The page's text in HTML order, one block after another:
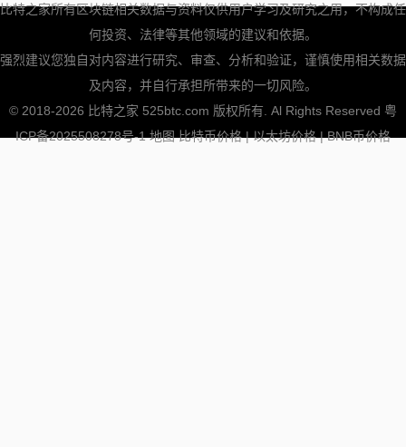
比特之家所有区块链相关数据与资料仅供用户学习及研究之用，不构成任
何投资、法律等其他领域的建议和依据。
强烈建议您独自对内容进行研究、审查、分析和验证，谨慎使用相关数据
及内容，并自行承担所带来的一切风险。
© 2018-2026 比特之家 525btc.com 版权所有. Al Rights Reserved 粤
ICP备2025508278号-1 地图 比特币价格|以太坊价格|BNB币价格